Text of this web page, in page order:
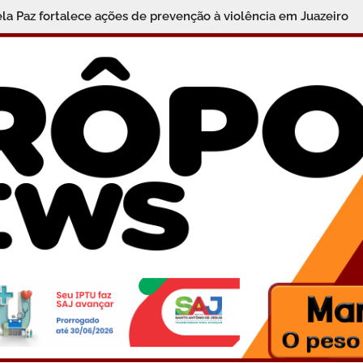
Jaguaripe celebra a aprovação de 61 alunos na 2ª fase da
Paz fortalece ações de prevenção à violência em Juazeiro